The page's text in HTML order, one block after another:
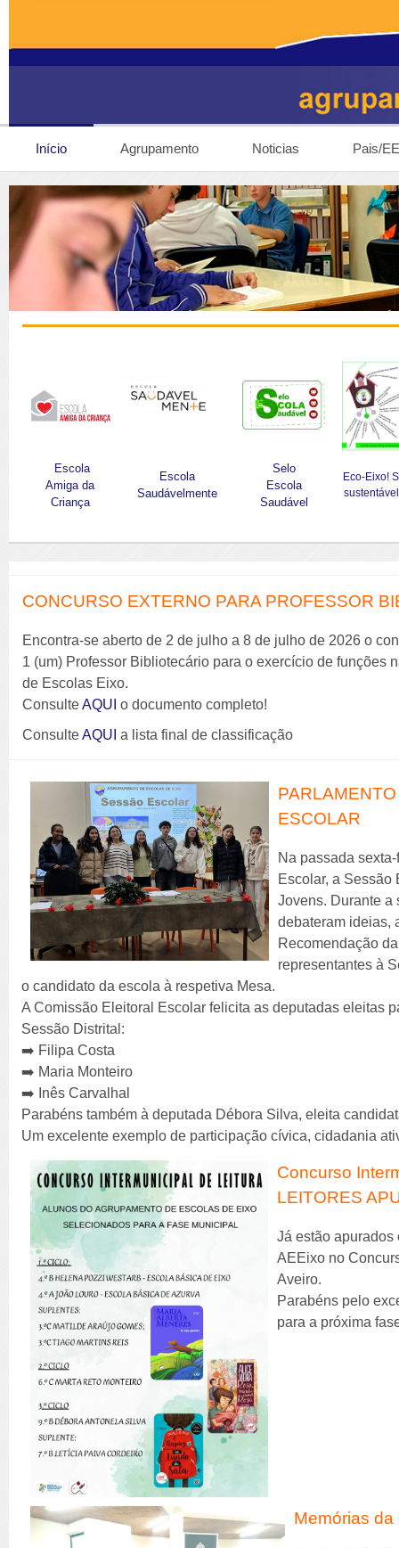
Início Agrupamento Noticias Pais/EE
Escola
Amiga da
Criança
Escola
Saudávelmente
Selo
Escola
Saudável
Eco-Eixo!
CONCURSO EXTERNO PARA PROFESSOR
Encontra-se aberto de 2 de julho a 8 de julho de 2026 o
1 (um) Professor Bibliotecário para o exercício de funções
de Escolas Eixo.
ConsulteAQUI o documento completo!
ConsulteAQUI a lista final de classificação
ESCOLAR
Na passada
Escolar, a Sessão
Jovens. Durante a
debateram ideias,
Recomendação
representantes à
o candidato da escola à respetiva Mesa.
A Comissão Eleitoral Escolar felicita as deputadas eleitas
Sessão Distrital:
➡️ Filipa Costa
➡️ Maria Monteiro
➡️ Inês Carvalhal
Parabéns também à deputada Débora Silva, eleita
Um excelente exemplo de participação cívica, cidadania
Concurso
LEITORES
Já estão apurados
AEEixo no
Aveiro.
Parabéns pelo
para a próxima
Memórias